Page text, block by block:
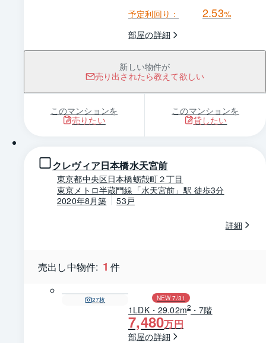
予定利回り：
2.53%
部屋の詳細
新しい物件が
売り出されたら教えて欲しい
このマンションを
売りたい
このマンションを
貸したい
クレヴィア日本橋水天宮前
東京都中央区日本橋蛎殻町２丁目
東京メトロ半蔵門線「水天宮前」駅 徒歩3分
2020年8月築
53戸
詳細
売出し中物件: 1 件
27枚 NEW 7/31
1LDK・29.02m2 ・7階
7,480万円
部屋の詳細